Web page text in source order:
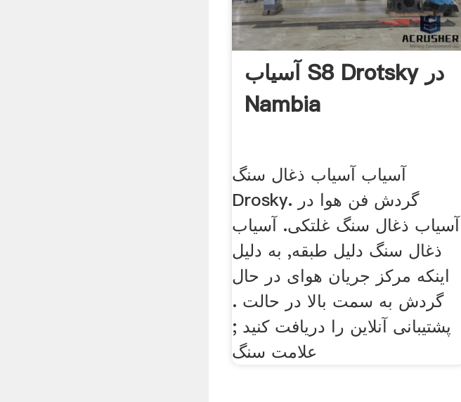
آسیاب S8 Drotsky در
Nambia
آسیاب آسیاب ذغال سنگ
Drosky. گردش فن هوا در
آسیاب ذغال سنگ غلتکی. آسیاب
ذغال سنگ دلیل طبقه, به دلیل
اینکه مرکز جریان هوای در حال
گردش به سمت بالا در حالت .
پشتیبانی آنلاین را دریافت کنید ;
علامت سنگ